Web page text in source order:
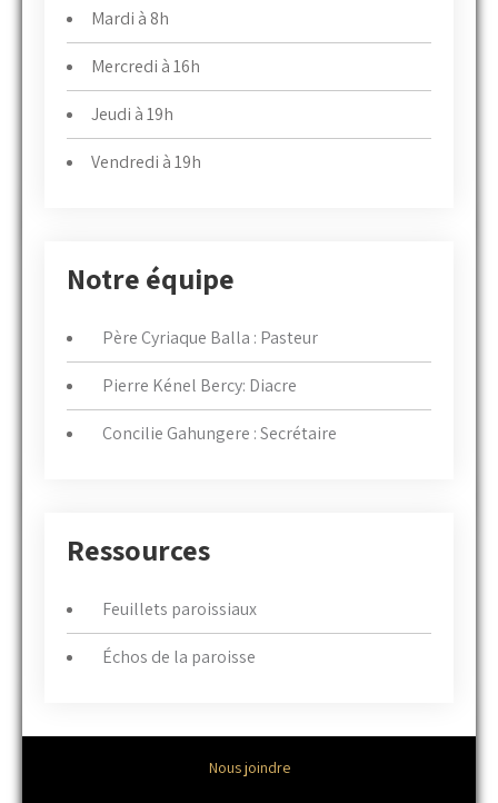
Mardi à 8h
Mercredi à 16h
Jeudi à 19h
Vendredi à 19h
Notre équipe
Père Cyriaque Balla : Pasteur
Pierre Kénel Bercy: Diacre
Concilie Gahungere : Secrétaire
Ressources
Feuillets paroissiaux
Échos de la paroisse
Nous joindre